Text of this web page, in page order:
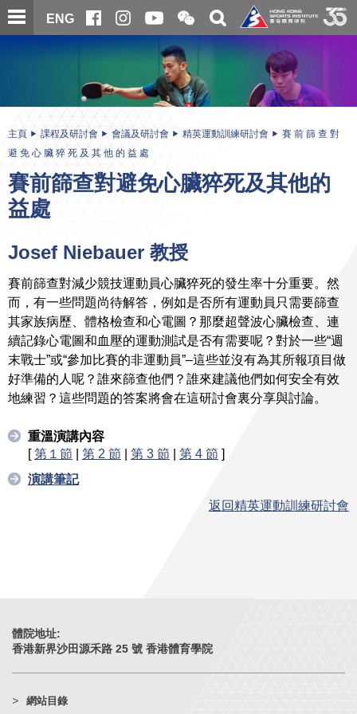
跳
至
ENG
開
合
信
二
維
碼
關
搜
主頁 課程及研討會 會議及研討會 精英運動訓練研討會
賽 前 篩 查 對
避 免 心 臟 猝 死 及 其 他 的 益 處
賽前篩查對避免心臟猝死及其他的
益處
Josef Niebauer 教授
賽前篩查對減少競技運動員心臟猝死的發生率十分重要。然
而，有一些問題尚待解答，例如是否所有運動員只需要篩查
其家族病歷、體格檢查和心電圖？那麼超聲波心臟檢查、連
續記錄心電圖和血壓的運動測試是否有需要呢？對於一些“週
末戰士”或“參加比賽的非運動員”–這些並沒有為其所報項目做
好準備的人呢？誰來篩查他們？誰來建議他們如何安全有效
地練習？這些問題的答案將會在這研討會裏分享與討論。
重溫演講內容
[第１ 節 | 第 2 節 | 第 3 節 | 第 4 節 ]
演講筆記
返回精英運動訓練研討會
體院地址:
香港新界沙田源禾路 25 號 香港體育學院
網站目錄